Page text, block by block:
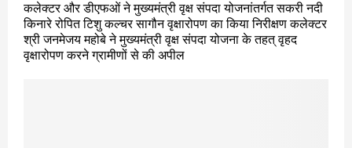
कलेक्टर और डीएफओं ने मुख्यमंत्री वृक्ष संपदा योजनांतर्गत सकरी नदी
किनारे रोपित टिशु कल्चर सागौन वृक्षारोपण का किया निरीक्षण कलेक्टर
श्री जनमेजय महोबे ने मुख्यमंत्री वृक्ष संपदा योजना के तहत् वृहद
वृक्षारोपण करने ग्रामीणों से की अपील